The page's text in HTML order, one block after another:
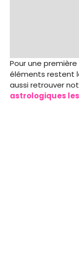
Pour une
éléments restent
aussi retrouver
astrologiques